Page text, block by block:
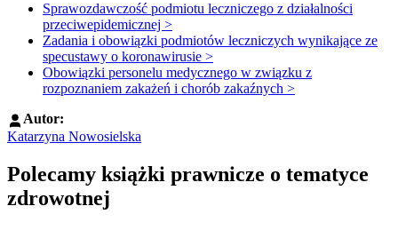
Sprawozdawczość podmiotu leczniczego z działalności
przeciwepidemicznej >
Zadania i obowiązki podmiotów leczniczych wynikające ze
specustawy o koronawirusie >
Obowiązki personelu medycznego w związku z
rozpoznaniem zakażeń i chorób zakaźnych >
Autor:
Katarzyna Nowosielska
Polecamy książki prawnicze o tematyce
zdrowotnej